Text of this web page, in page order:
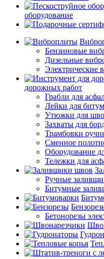
оборудование
Бензиновые
Дизельные
Электрические
дорожных работ
Грабли для
Лейки для
Утюжки для
Захваты для
Трамбовки
Сменное
Оборудование
Тележки для
Ручные
Битумные
Бетонорезы